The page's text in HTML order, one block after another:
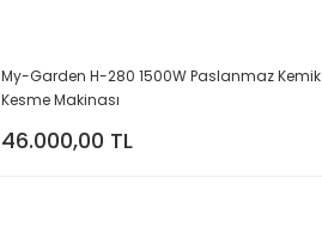
My-Garden H-280 1500W Paslanmaz Kemik
Kesme Makinası
46.000,00 TL